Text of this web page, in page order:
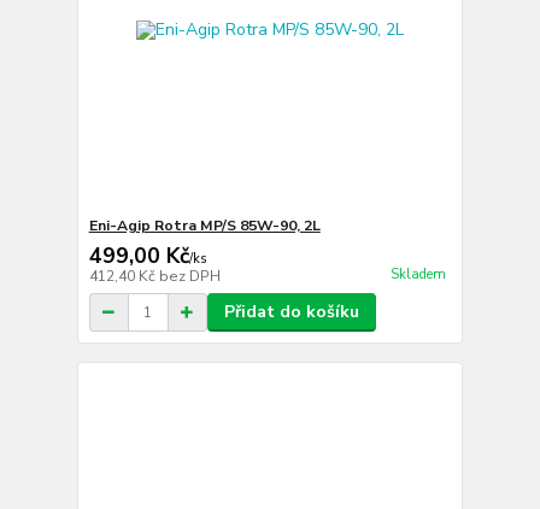
Eni-Agip Rotra MP/S 85W-90, 2L
499,00 Kč/ks
412,40 Kč bez DPH Skladem
Přidat do košíku